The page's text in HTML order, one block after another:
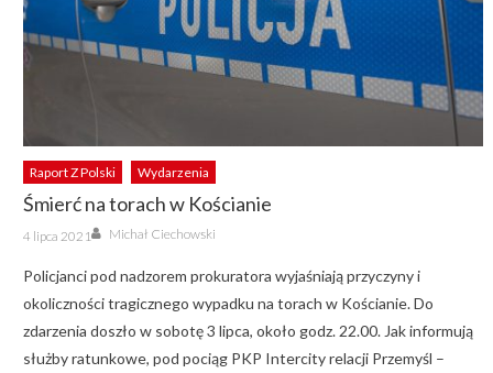
Raport Z Polski Wydarzenia
Śmierć na torach w Kościanie
Posted
on
4 lipca 2021 Author
Michał Ciechowski
Policjanci pod nadzorem prokuratora wyjaśniają przyczyny i
okoliczności tragicznego wypadku na torach w Kościanie. Do
zdarzenia doszło w sobotę 3 lipca, około godz. 22.00. Jak informują
służby ratunkowe, pod pociąg PKP Intercity relacji Przemyśl –